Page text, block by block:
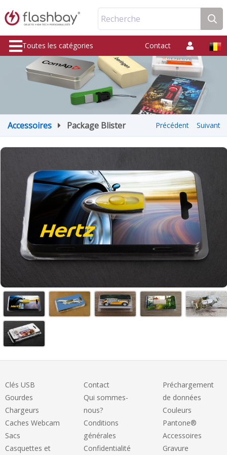
Recherche
Toutes les catégories Contact
Accessoires Package Blister Suivant
Précédent
Clés USB
Gourdes
Chargeurs
Caches Webcam
Sacs
Casquettes et
Contact
Qui sommes-
nous?
Conditions
générales
Confidentialité
Préchargement
de données
Couleurs
Pantone®
Accessoires
Gravure